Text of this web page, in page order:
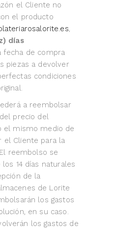
el Cliente no
el producto
,
días
fecha de compra
piezas a devolver
condiciones
a reembolsar
precio del
el mismo medio de
el Cliente para la
reembolso se
14 días naturales
de la
de Lorite
los gastos
en su caso.
los gastos de